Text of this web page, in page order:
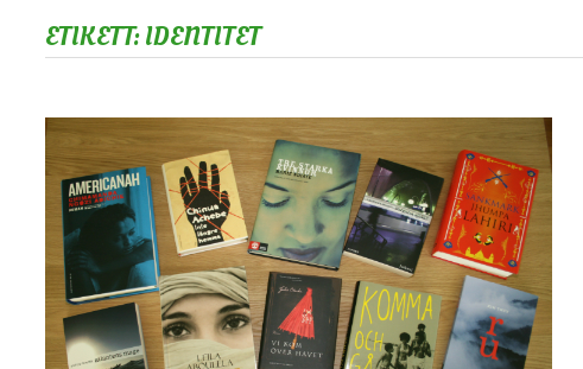
ETIKETT:IDENTITET